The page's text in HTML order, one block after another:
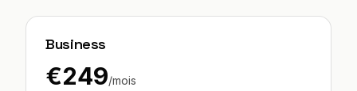
Business
€249/mois